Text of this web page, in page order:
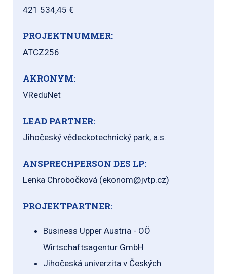
421 534,45 €
PROJEKTNUMMER:
ATCZ256
AKRONYM:
VReduNet
LEAD PARTNER:
Jihočeský vědeckotechnický park, a.s.
ANSPRECHPERSON DES LP:
Lenka Chrobočková (ekonom@jvtp.cz)
PROJEKTPARTNER:
Business Upper Austria - OÖ
Wirtschaftsagentur GmbH
Jihočeská univerzita v Českých